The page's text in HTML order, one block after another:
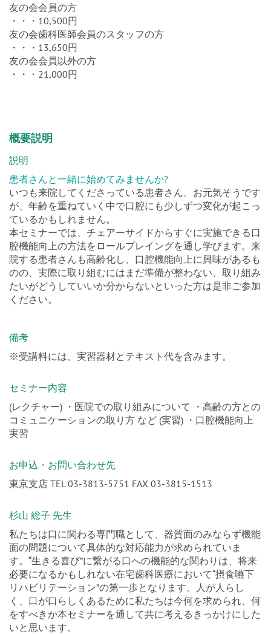
友の会会員の方
・・・10,500円
友の会歯科医師会員のスタッフの方
・・・13,650円
友の会会員以外の方
・・・21,000円
概要説明
説明
患者さんと一緒に始めてみませんか?
いつも来院してくださっている患者さん。お元気そうです
が、年齢を重ねていく中で口腔にも少しずつ変化が起こっ
ているかもしれません。
本セミナーでは、チェアーサイドからすぐに実施できる口
腔機能向上の方法をロールプレイングを通し学びます。来
院する患者さんも高齢化し、口腔機能向上に興味があるも
のの、実際に取り組むにはまだ準備が整わない、取り組み
たいがどうしていいか分からないといった方は是非ご参加
ください。
備考
※受講料には、実習器材とテキスト代を含みます。
セミナー内容
(レクチャー) ・医院での取り組みについて ・高齢の方との
コミュニケーションの取り方 など (実習) ・口腔機能向上
実習
お申込・お問い合わせ先
東京支店 TEL 03-3813-5751 FAX 03-3815-1513
杉山 総子 先生
私たちは口に関わる専門職として、器質面のみならず機能
面の問題について具体的な対応能力が求められていま
す。“生きる喜び”に繋がる口への機能的な関わりは、将来
必要になるかもしれない在宅歯科医療において“摂食嚥下
リハビリテーション”の第一歩となります。人が人らし
く、口が口らしくあるために私たちは今何を求められ、何
をすべきか本セミナーを通して共に考えるきっかけにした
いと思います。